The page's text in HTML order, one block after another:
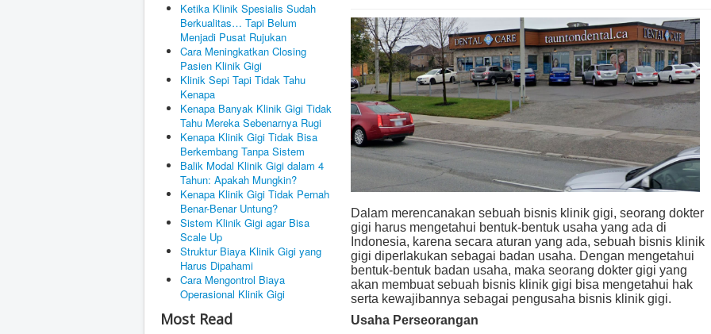
Ketika Klinik Spesialis Sudah
Berkualitas… Tapi Belum
Menjadi Pusat Rujukan
Cara Meningkatkan Closing
Pasien Klinik Gigi
Klinik Sepi Tapi Tidak Tahu
Kenapa
Kenapa Banyak Klinik Gigi Tidak
Tahu Mereka Sebenarnya Rugi
Kenapa Klinik Gigi Tidak Bisa
Berkembang Tanpa Sistem
Balik Modal Klinik Gigi dalam 4
Tahun: Apakah Mungkin?
Kenapa Klinik Gigi Tidak Pernah
Benar-Benar Untung?
Sistem Klinik Gigi agar Bisa
Scale Up
Struktur Biaya Klinik Gigi yang
Harus Dipahami
Cara Mengontrol Biaya
Operasional Klinik Gigi
Most Read
Dalam merencanakan sebuah bisnis klinik gigi, seorang dokter
gigi harus mengetahui bentuk-bentuk usaha yang ada di
Indonesia, karena secara aturan yang ada, sebuah bisnis klinik
gigi diperlakukan sebagai badan usaha. Dengan mengetahui
bentuk-bentuk badan usaha, maka seorang dokter gigi yang
akan membuat sebuah bisnis klinik gigi bisa mengetahui hak
serta kewajibannya sebagai pengusaha bisnis klinik gigi.
Usaha Perseorangan